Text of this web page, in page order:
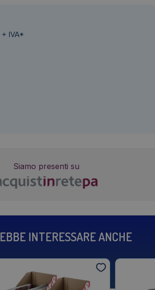
IVA*
Siamo presenti su
INTERESSARE ANCHE